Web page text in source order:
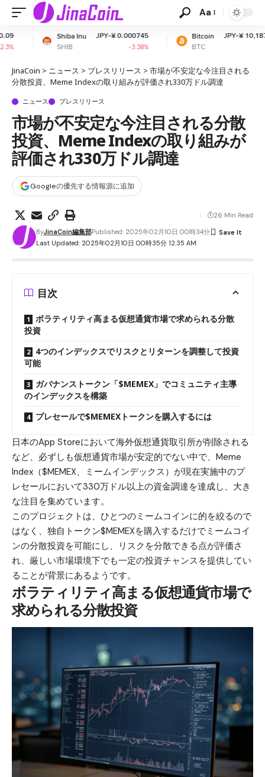
Aa
Inu
JPY-¥ 0.000745
-3.38%
Bitcoin
BTC
JPY-¥ 10,187,738.11
+0.8%
JinaCoin > ニュース > プレスリリース > 市場が不安定な今注目される
分散投資、Meme Indexの取り組みが評価され330万ドル調達
ニュース プレスリリース
市場が不安定な今注目される分散
投資、Meme Indexの取り組みが
評価され330万ドル調達
Googleの優先する情報源に追加
Last Updated: 2025年02月10日 00時35分 12:35 AM
ByJinaCoin編集部Published: 2025年02月10日 00時34分
26 Min Read
目次
ボラティリティ高まる仮想通貨市場で求められる分散
投資
4つのインデックスでリスクとリターンを調整して投資
可能
ガバナンストークン「$MEMEX」でコミュニティ主導
のインデックスを構築
プレセールで$MEMEXトークンを購入するには
日本のApp Storeにおいて海外仮想通貨取引所が削除される
など、必ずしも仮想通貨市場が安定的でない中で、 Meme
Index（$MEMEX、ミームインデックス） が現在実施中のプ
レセールにおいて330万ドル以上の資金調達を達成し、大き
な注目を集めています。
このプロジェクトは、ひとつのミームコインに的を絞るので
はなく、独自トークン$MEMEXを購入するだけでミームコイ
ンの分散投資を可能にし、リスクを分散できる点が評価さ
れ、厳しい市場環境下でも一定の投資チャンスを提供してい
ることが背景にあるようです。
ボラティリティ高まる仮想通貨市場で
求められる分散投資